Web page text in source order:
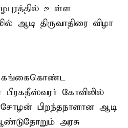
உள்ள
ஆடி திருவாதிரை விழா
கங்கைகொண்ட
கோவிலில்
பிறந்தநாளான ஆடி
அரசு